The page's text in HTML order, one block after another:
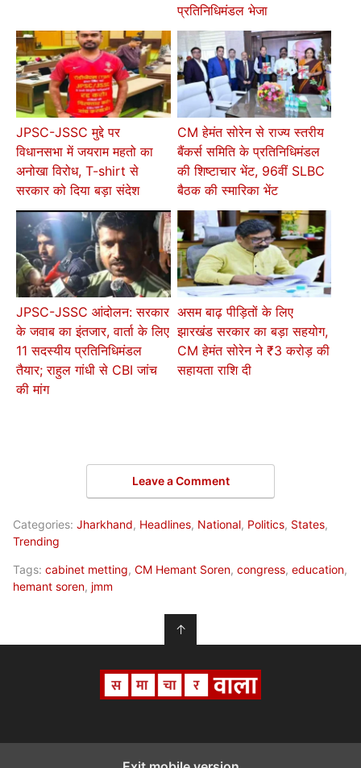
प्रतिनिधिमंडल भेजा
JPSC-JSSC मुद्दे पर
विधानसभा में जयराम महतो का
अनोखा विरोध, T-shirt से
सरकार को दिया बड़ा संदेश
CM हेमंत सोरेन से राज्य स्तरीय
बैंकर्स समिति के प्रतिनिधिमंडल
की शिष्टाचार भेंट, 96वीं SLBC
बैठक की स्मारिका भेंट
JPSC-JSSC आंदोलन: सरकार
के जवाब का इंतजार, वार्ता के लिए
11 सदस्यीय प्रतिनिधिमंडल
तैयार; राहुल गांधी से CBI जांच
की मांग
असम बाढ़ पीड़ितों के लिए
झारखंड सरकार का बड़ा सहयोग,
CM हेमंत सोरेन ने ₹3 करोड़ की
सहायता राशि दी
Leave a Comment
Categories: Jharkhand, Headlines, National, Politics, States,
Trending
Tags: cabinet metting, CM Hemant Soren, congress, education,
hemant soren, jmm
↑